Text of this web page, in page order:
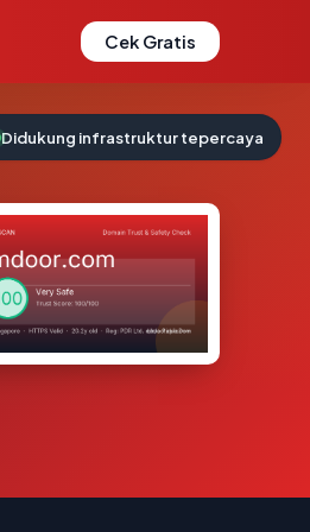
Cek Gratis
Didukung infrastruktur tepercaya